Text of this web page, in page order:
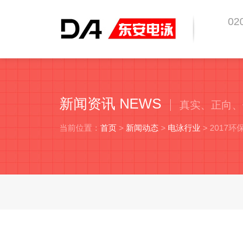
新闻资讯 NEWS 真实、正向
当前位置： 首页 > 新闻动态 > 电泳行业 > 2017环